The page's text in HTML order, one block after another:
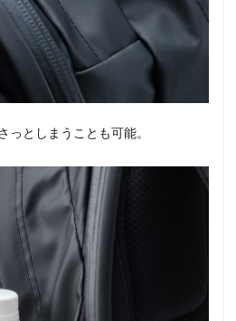
っとしまうことも可能。